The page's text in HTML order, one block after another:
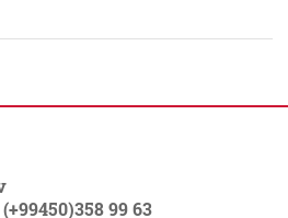
99 63